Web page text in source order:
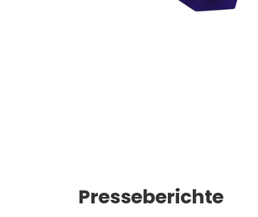
Presseberichte